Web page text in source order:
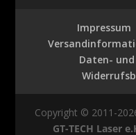
Impressum
Daten-
Copyright © 2011-
GT-TECH Laser